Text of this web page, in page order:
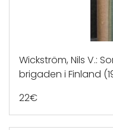
Wickström, Nils V.:
brigaden i Finland
22€